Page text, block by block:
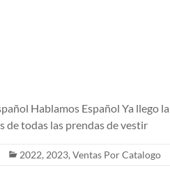
Hablamos Español Ya
todas las prendas de vestir
2022, 2023, Ventas Por Catalogo